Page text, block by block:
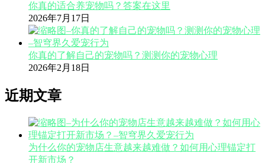
你真的适合养宠物吗？答案在这里
2026年7月17日
你真的了解自己的宠物吗？测测你的宠物心理
2026年2月18日
近期文章
为什么你的宠物店生意越来越难做？如何用心理锚定打
开新市场？